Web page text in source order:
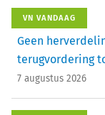
VN VANDAAG
Geen
terugvordering
7 augustus 2026